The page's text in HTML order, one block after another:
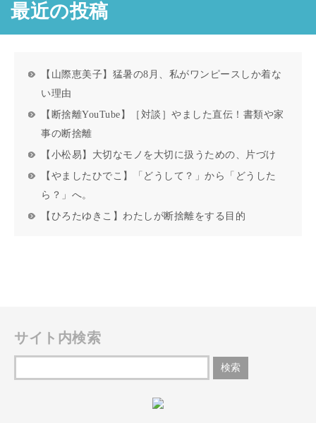
最近の投稿
【山際恵美子】猛暑の8月、私がワンピースしか着な
い理由
【断捨離YouTube】［対談］やました直伝！書類や家
事の断捨離
【小松易】大切なモノを大切に扱うための、片づけ
【やましたひでこ】「どうして？」から「どうした
ら？」へ。
【ひろたゆきこ】わたしが断捨離をする目的
サイト内検索